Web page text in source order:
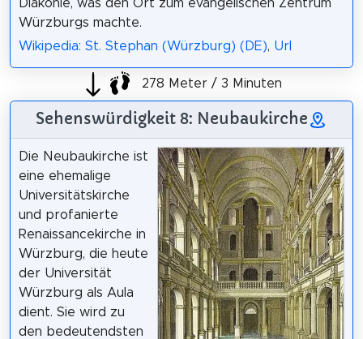
Diakonie, was den Ort zum evangelischen Zentrum
Würzburgs machte.
Wikipedia: St. Stephan (Würzburg) (DE), Url
278 Meter / 3 Minuten
Sehenswürdigkeit 8: Neubaukirche
Die Neubaukirche ist
eine ehemalige
Universitätskirche
und profanierte
Renaissancekirche in
Würzburg, die heute
der Universität
Würzburg als Aula
dient. Sie wird zu
den bedeutendsten